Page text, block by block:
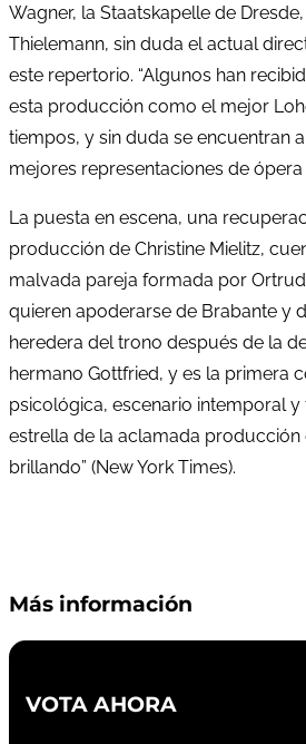
Wagner, la Staatskapelle de
Thielemann, sin duda el actual
este repertorio. “Algunos han
esta producción como el mejor
tiempos, y sin duda se encuentran
mejores representaciones de ópera
La puesta en escena, una
producción de Christine Mielitz,
malvada pareja formada por
quieren apoderarse de Brabante y
heredera del trono después de la
hermano Gottfried, y es la primera
psicológica, escenario intemporal y
estrella de la aclamada producción
brillando” (New York Times).
Más información
VOTA AHORA